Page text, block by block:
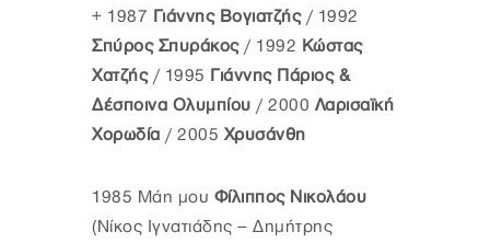
+ 1987 Γιάννης Βογιατζής / 1992
Σπύρος Σπυράκος/ 1992 Κώστας
Χατζής/ 1995 Γιάννης Πάριος &
Δέσποινα Ολυμπίου / 2000 Λαρισαϊκή
Χορωδία / 2005 Χρυσάνθη
1985 Μάη μου Φίλιππος Νικολάου
(Νίκος Ιγνατιάδης – Δημήτρης